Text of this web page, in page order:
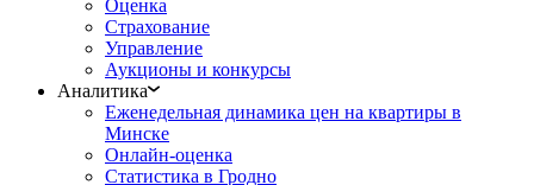
Оценка
Страхование
Управление
Аукционы и конкурсы
Аналитика
Еженедельная динамика цен на квартиры в
Минске
Онлайн-оценка
Статистика в Гродно